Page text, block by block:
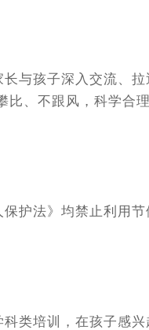
孩子深入交流、
、不跟风，科学合
法》均禁止利用
培训，在孩子感